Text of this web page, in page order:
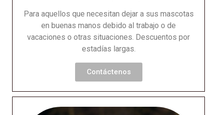
Para aquellos que necesitan dejar a sus mascotas
en buenas manos debido al trabajo o de
vacaciones o otras situaciones. Descuentos por
estadías largas.
Contáctenos